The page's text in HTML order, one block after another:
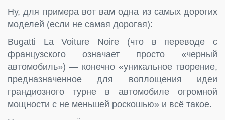
Ну, для примера вот вам одна из самых дорогих
моделей (если не самая дорогая):
Bugatti La Voiture Noire (что в переводе с
французского означает просто «черный
автомобиль») — конечно «уникальное творение,
предназначенное для воплощения идеи
грандиозного турне в автомобиле огромной
мощности с не меньшей роскошью» и всё такое.